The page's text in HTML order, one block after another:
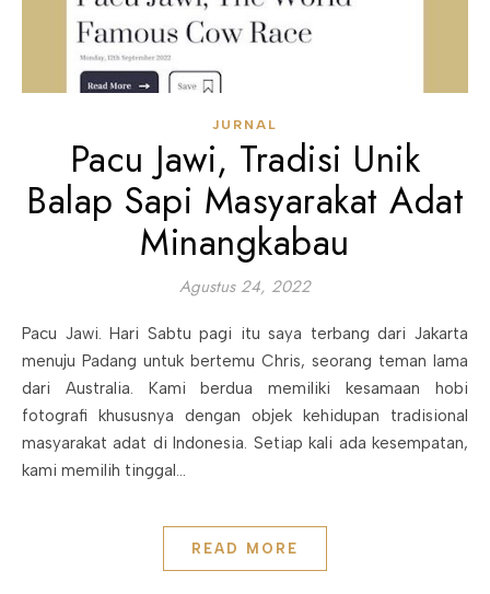
JURNAL
Pacu Jawi, Tradisi Unik
Balap Sapi Masyarakat Adat
Minangkabau
Agustus 24, 2022
Pacu Jawi. Hari Sabtu pagi itu saya terbang dari Jakarta
menuju Padang untuk bertemu Chris, seorang teman lama
dari Australia. Kami berdua memiliki kesamaan hobi
fotografi khususnya dengan objek kehidupan tradisional
masyarakat adat di Indonesia. Setiap kali ada kesempatan,
kami memilih tinggal…
READ MORE